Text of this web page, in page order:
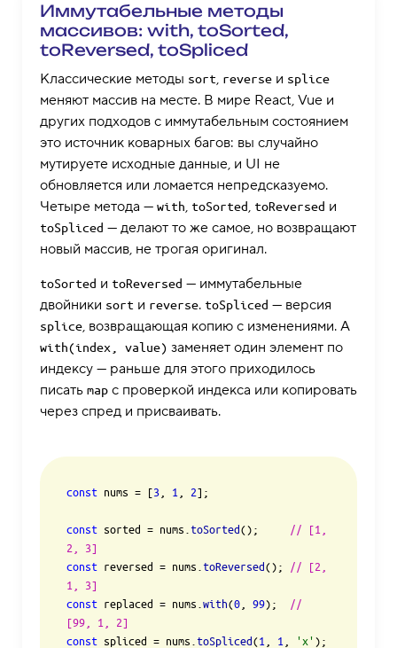
Иммутабельные методы
массивов: with, toSorted,
toReversed, toSpliced
Классические методы sort, reverse и splice
меняют массив на месте. В мире React, Vue и
других подходов с иммутабельным состоянием
это источник коварных багов: вы случайно
мутируете исходные данные, и UI не
обновляется или ломается непредсказуемо.
Четыре метода — with, toSorted, toReversed и
toSpliced — делают то же самое, но возвращают
новый массив, не трогая оригинал.
toSorted и toReversed — иммутабельные
двойники sort и reverse. toSpliced — версия
splice, возвращающая копию с изменениями. А
with(index, value) заменяет один элемент по
индексу — раньше для этого приходилось
писать map с проверкой индекса или копировать
через спред и присваивать.
const nums = [3 1 2];
const sorted = nums. toSorted();
// [1,
2, 3]
const reversed = nums. toReversed();
// [2,
1, 3]
const replaced = nums. with(0 99);
//
[99, 1, 2]
const spliced = nums. toSpliced(1 1 'x'